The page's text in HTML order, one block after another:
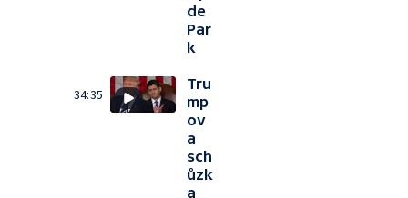
de
Par
k
34:35
Tru
mp
ov
a
sch
ůzk
a